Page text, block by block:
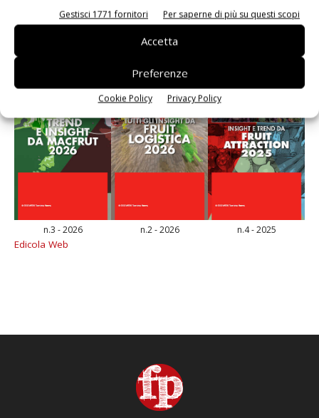
Gestisci 1771 fornitori Per saperne di più su questi scopi
Accetta
Preferenze
Cookie Policy Privacy Policy
n.3 - 2026 n.2 - 2026 n.4 - 2025
Edicola Web